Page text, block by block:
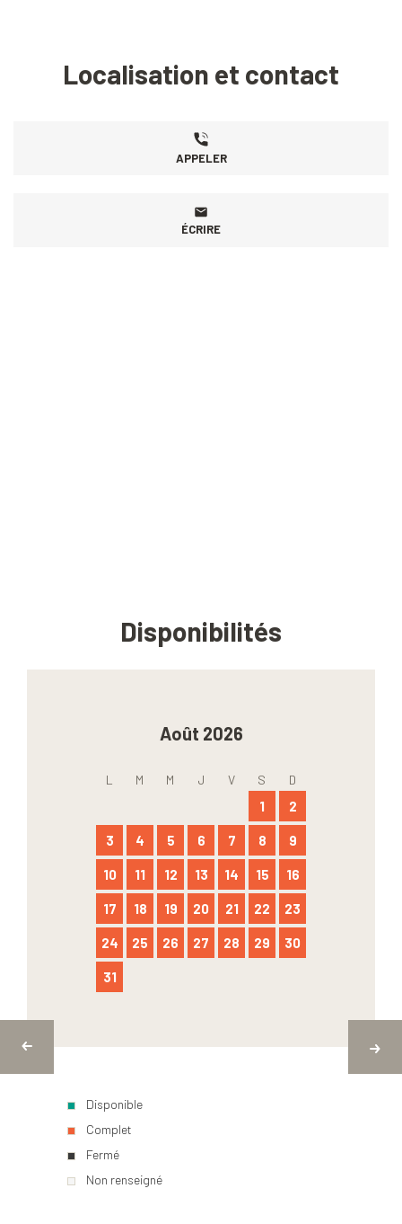
Localisation et contact
APPELER
ÉCRIRE
Disponibilités
Août 2026
L M M J V S D
1 2
3 4 5 6 7 8 9
10 11 12 13 14 15 16
17 18 19 20 21 22 23
24 25 26 27 28 29 30
31
Disponible
Complet
Fermé
Non renseigné